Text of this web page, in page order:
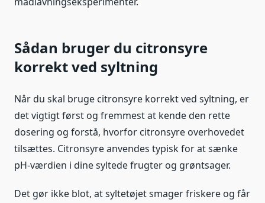
Sådan bruger du citronsyre
korrekt ved syltning
Når du skal bruge citronsyre korrekt ved syltning, er
det vigtigt først og fremmest at kende den rette
dosering og forstå, hvorfor citronsyre overhovedet
tilsættes. Citronsyre anvendes typisk for at sænke
pH-værdien i dine syltede frugter og grøntsager.
Det gør ikke blot, at syltetøjet smager friskere og får